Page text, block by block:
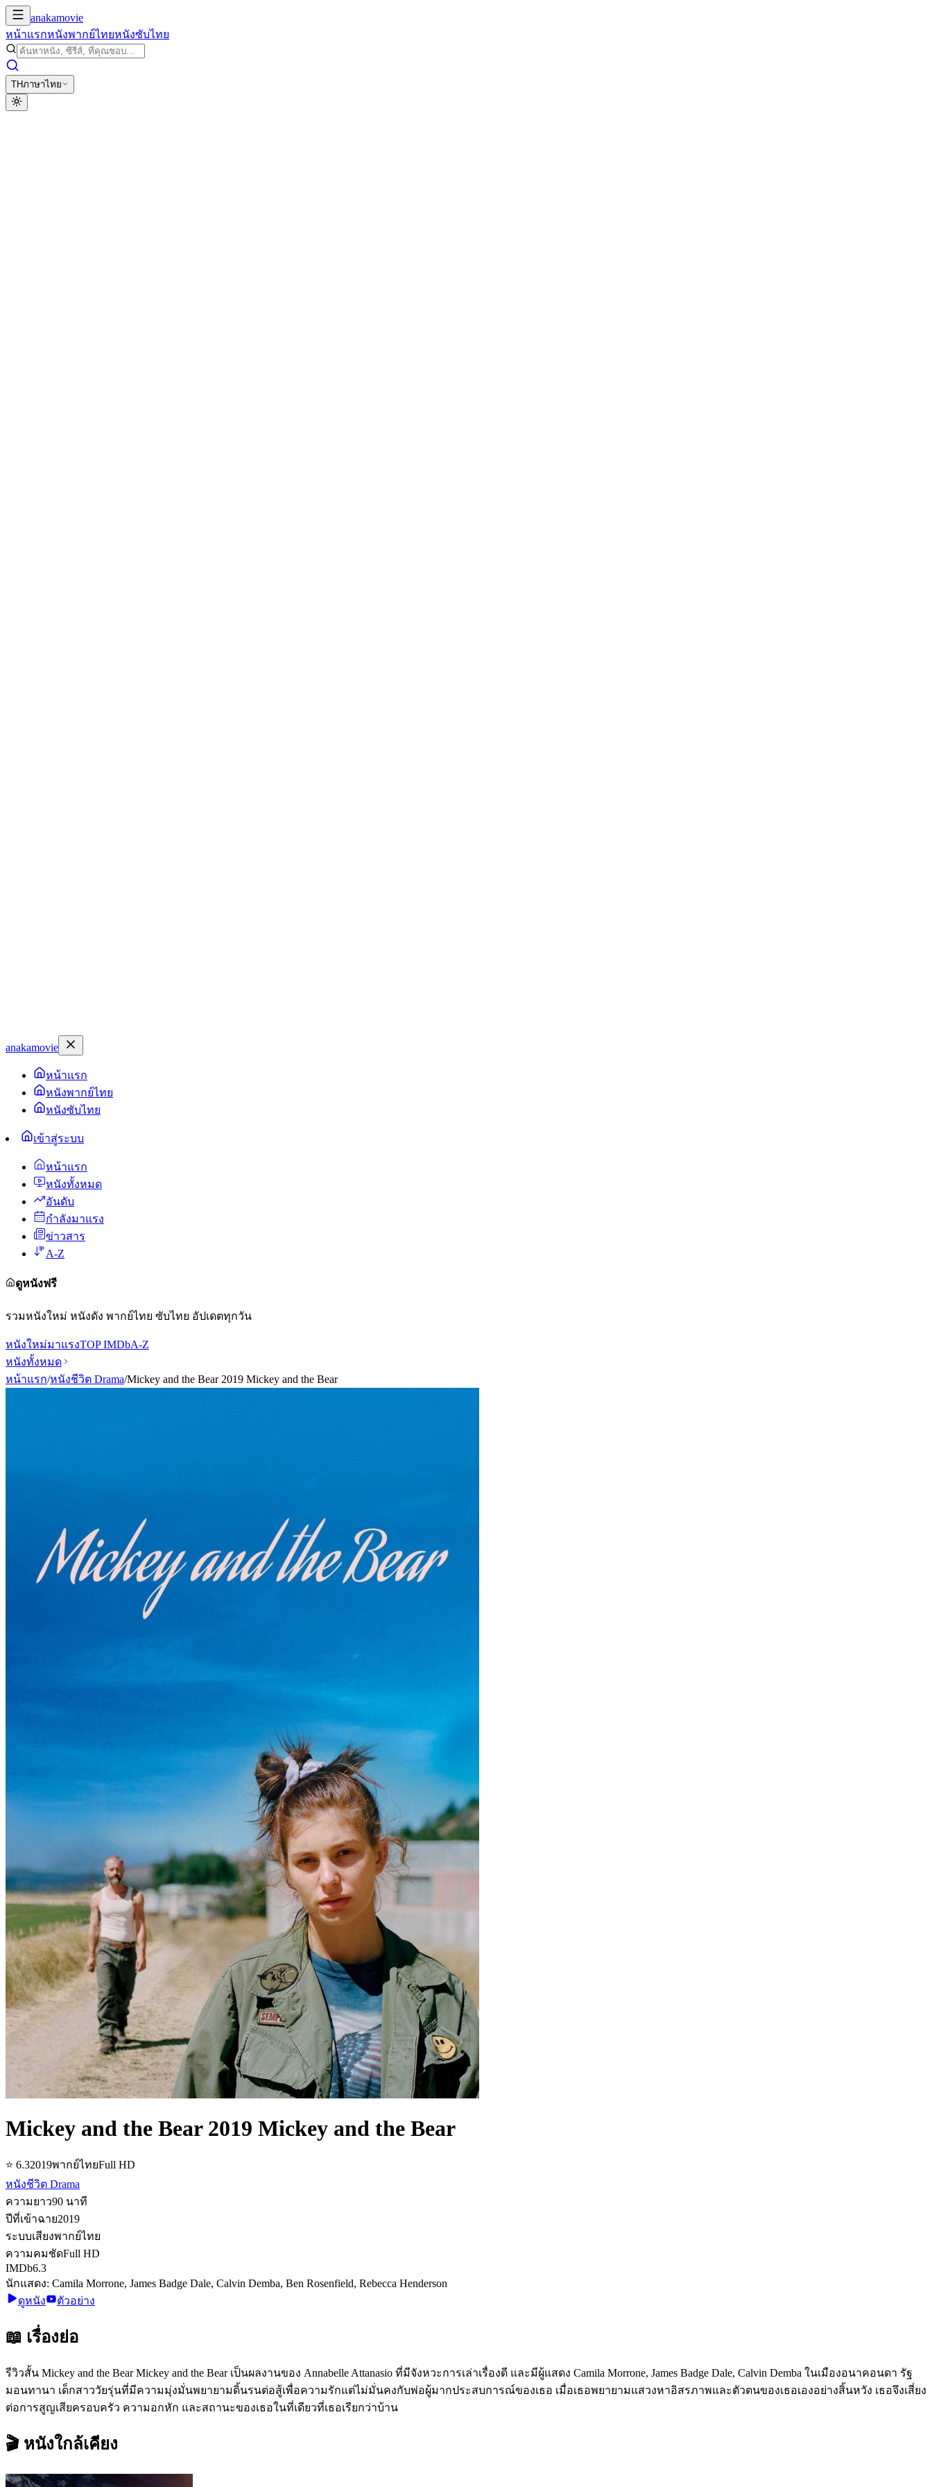
anakamovie
หน้าแรกหนังพากย์ไทยหนังซับไทย
THภาษาไทย
anakamovie
หน้าแรก
หนังพากย์ไทย
หนังซับไทย
เข้าสู่ระบบ
หน้าแรก
หนังทั้งหมด
อันดับ
กำลังมาแรง
ข่าวสาร
A-Z
ดูหนังฟรี
รวมหนังใหม่ หนังดัง พากย์ไทย ซับไทย อัปเดตทุกวัน
หนังใหม่มาแรงTOP IMDbA-Z
หนังทั้งหมด
หน้าแรก/หนังชีวิต Drama/Mickey and the Bear 2019 Mickey and the Bear
Mickey and the Bear 2019 Mickey and the Bear
⭐ 6.32019พากย์ไทยFull HD
หนังชีวิต Drama
ความยาว90 นาที
ปีที่เข้าฉาย2019
ระบบเสียงพากย์ไทย
ความคมชัดFull HD
IMDb6.3
นักแสดง: Camila Morrone, James Badge Dale, Calvin Demba, Ben Rosenfield, Rebecca Henderson
ดูหนัง
ตัวอย่าง
📖 เรื่องย่อ
รีวิวสั้น Mickey and the Bear Mickey and the Bear เป็นผลงานของ Annabelle Attanasio ที่มีจังหวะการเล่าเรื่องดี และมีผู้แสดง Camila Morrone, James Badge Dale, Calvin Demba ในเมืองอนาคอนดา รัฐ
มอนทานา เด็กสาววัยรุ่นที่มีความมุ่งมั่นพยายามดิ้นรนต่อสู้เพื่อความรักแต่ไม่มั่นคงกับพ่อผู้มากประสบการณ์ของเธอ เมื่อเธอพยายามแสวงหาอิสรภาพและตัวตนของเธอเองอย่างสิ้นหวัง เธอจึงเสี่ยง
ต่อการสูญเสียครอบครัว ความอกหัก และสถานะของเธอในที่เดียวที่เธอเรียกว่าบ้าน
🎬 หนังใกล้เคียง